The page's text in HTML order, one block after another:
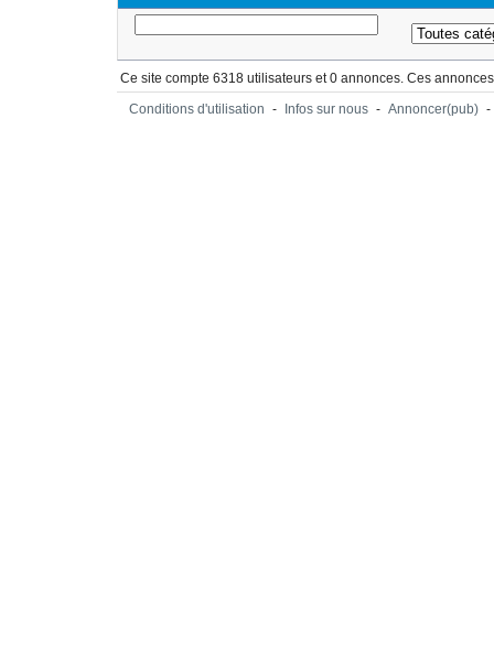
Ce site compte 6318 utilisateurs et 0 annonces. Ces
Conditions d'utilisation - Infos sur nous - Annoncer(pub) -